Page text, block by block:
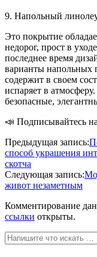
9. Напольный
Это покрытие
недорог, прост в
последнее время
варианты напольных
содержит в своем
испаряет в
безопасные,
📣 Подписывайтесь
2020-
06-
07
Предыдущая запись:
способ украшения
скотча
Следующая запись:
живот незаметным
Комментирование
ссылки открыты.
Поиск